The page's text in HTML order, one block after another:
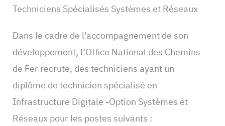
Techniciens Spécialisés Systèmes et Réseaux
Dans le cadre de l’accompagnement de son
développement, l’Office National des Chemins
de Fer recrute, des techniciens ayant un
diplôme de technicien spécialisé en
Infrastructure Digitale -Option Systèmes et
Réseaux pour les postes suivants :